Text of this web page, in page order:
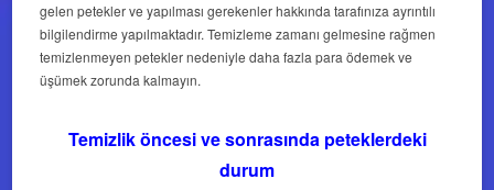
gelen petekler ve yapılması gerekenler hakkında tarafınıza ayrıntılı
bilgilendirme yapılmaktadır. Temizleme zamanı gelmesine rağmen
temizlenmeyen petekler nedeniyle daha fazla para ödemek ve
üşümek zorunda kalmayın.
Temizlik öncesi ve sonrasında peteklerdeki
durum